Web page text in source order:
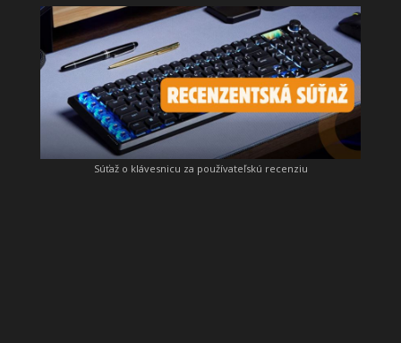
Súťaž o klávesnicu za používateľskú recenziu